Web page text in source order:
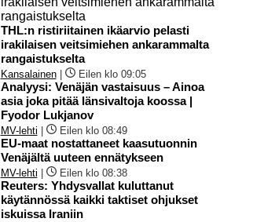
THL:n ristiriitainen ikäarvio pelasti
irakilaisen veitsimiehen ankarammalta
rangaistukselta
Kansalainen| Eilen klo 09:05
Analyysi: Venäjän vastaisuus – Ainoa
asia joka pitää länsivaltoja koossa |
Fyodor Lukjanov
MV-lehti Eilen klo 08:49
EU-maat nostattaneet kaasutuonnin
Venäjältä uuteen ennätykseen
MV-lehti Eilen klo 08:38
Reuters: Yhdysvallat kuluttanut
käytännössä kaikki taktiset ohjukset
iskuissa Iraniin